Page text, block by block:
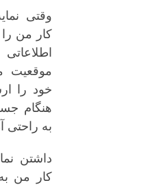
کار من را
موقعیت
خود را
هنگام
به راحتی
کار من